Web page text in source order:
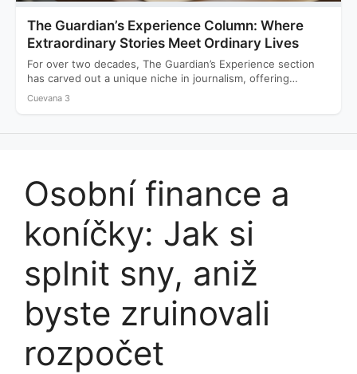
The Guardian’s Experience Column: Where
Extraordinary Stories Meet Ordinary Lives
For over two decades, The Guardian’s Experience section
has carved out a unique niche in journalism, offering
readers…
Cuevana 3
Osobní finance a
koníčky: Jak si
splnit sny, aniž
byste zruinovali
rozpočet